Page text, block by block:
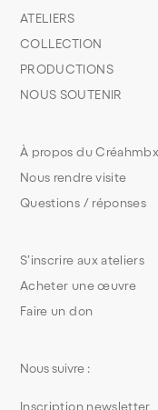
S’inscrire aux ateliers
Acheter une œuvre
Faire un don
À propos du
Nous rendre visite
Questions / réponses
ATELIERS
COLLECTION
PRODUCTIONS
NOUS SOUTENIR
Nous suivre :
Inscription newsletter